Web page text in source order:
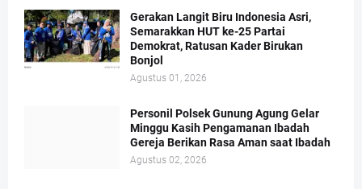
Gerakan Langit Biru Indonesia Asri,
Semarakkan HUT ke-25 Partai
Demokrat, Ratusan Kader Birukan
Bonjol
Agustus 01, 2026
Personil Polsek Gunung Agung Gelar
Minggu Kasih Pengamanan Ibadah
Gereja Berikan Rasa Aman saat Ibadah
Agustus 02, 2026